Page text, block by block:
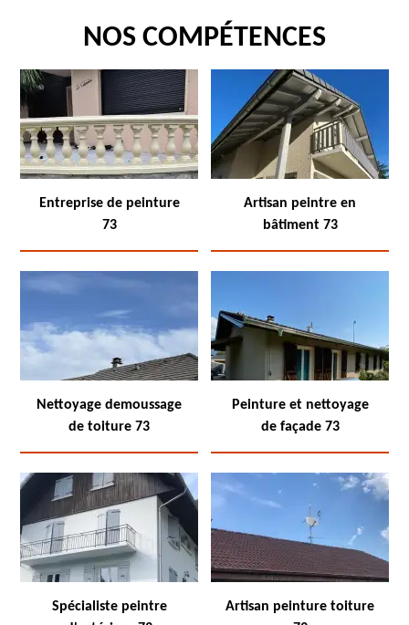
NOS COMPÉTENCES
Entreprise de peinture
73
Artisan peintre en
bâtiment 73
Nettoyage demoussage
de toiture 73
Peinture et nettoyage
de façade 73
Spécialiste peintre
Artisan peinture toiture